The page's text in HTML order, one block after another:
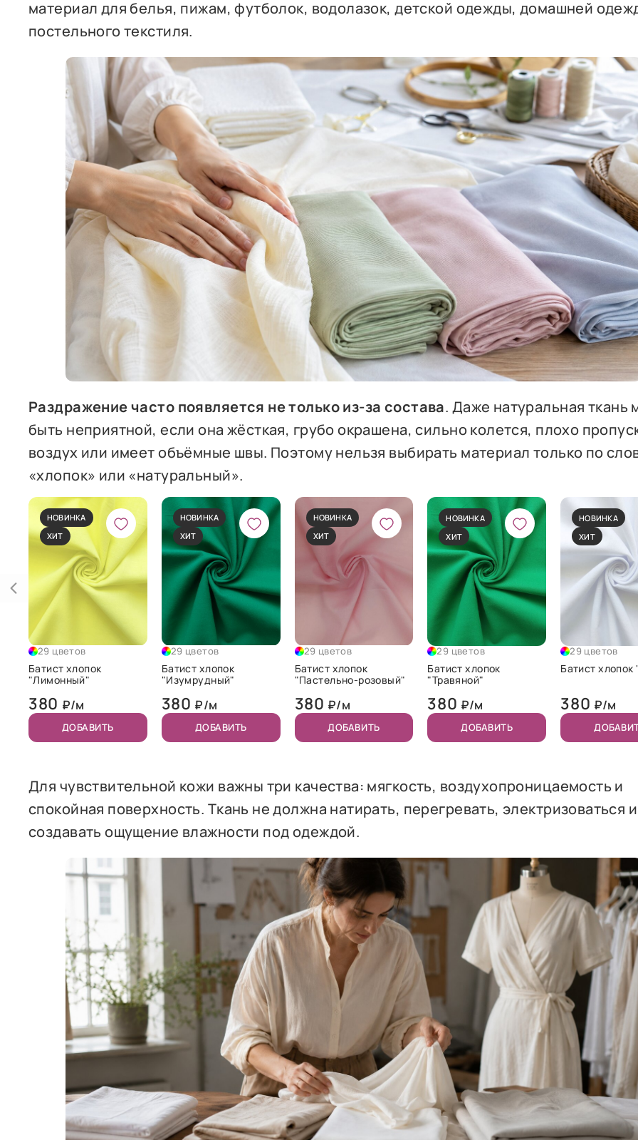
материал для белья, пижам, футболок, водолазок, детской одежды, домашней
постельного текстиля.
Раздражение часто появляется не только из-за состава. Даже натуральная ткань
быть неприятной, если она жёсткая, грубо окрашена, сильно колется, плохо
воздух или имеет объёмные швы. Поэтому нельзя выбирать материал только по
«хлопок» или «натуральный».
НОВИНКА
ХИТ
29 цветов
Батист хлопок
"Лимонный"
380 ₽/м
ДОБАВИТЬ
НОВИНКА
ХИТ
29 цветов
Батист хлопок
"Изумрудный"
380 ₽/м
ДОБАВИТЬ
НОВИНКА
ХИТ
29 цветов
Батист хлопок
"Пастельно-розовый"
380 ₽/м
ДОБАВИТЬ
НОВИНКА
ХИТ
29 цветов
Батист хлопок
"Травяной"
380 ₽/м
ДОБАВИТЬ
НОВИНКА
ХИТ
29 цветов
Батист
380 ₽/м
Для чувствительной кожи важны три качества: мягкость, воздухопроницаемость и
спокойная поверхность. Ткань не должна натирать, перегревать, электризоваться и
создавать ощущение влажности под одеждой.